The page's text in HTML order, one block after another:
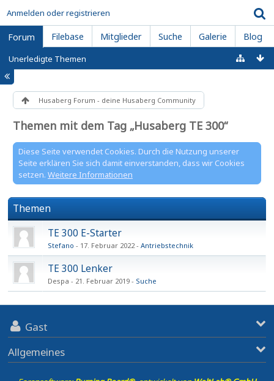
Anmelden oder registrieren
Forum Filebase Mitglieder Suche Galerie Blog
Unerledigte Themen
Husaberg Forum - deine Husaberg Community
Themen mit dem Tag „Husaberg TE 300“
Diese Seite verwendet Cookies. Durch die Nutzung unserer
Seite erklären Sie sich damit einverstanden, dass wir Cookies
setzen. Weitere Informationen
Themen
TE 300 E-Starter
Stefano 17. Februar 2022 Antriebstechnik
TE 300 Lenker
Despa 21. Februar 2019 Suche
Gast
Allgemeines